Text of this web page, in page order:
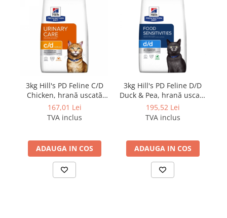
3kg Hill's PD Feline C/D
Chicken, hrană uscată
dietă veterinară pentru
pisici cu probleme
167,01 Lei
TVA inclus
ADAUGA IN COS
3kg Hill's PD Feline D/D
Duck & Pea, hrană uscată
dietă veterinară pentru
pisici cu probleme
195,52 Lei
TVA inclus
ADAUGA IN COS